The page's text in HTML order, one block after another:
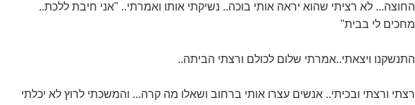
החוצה... לא רציתי שהוא יראה אותי בוכה.. נשיקתי אותו ואמרתי.. "אני חיבת ללכת..
מחכים לי בבית"
התנשקנו ויצאתי..אמרתי שלום לכולם ורצתי הביתה..
רצתי ורצתי ובכיתי.. אנשים עצרו אותי ברחוב ושאלו מה קרה... והמשכתי לרוץ לא יכלתי